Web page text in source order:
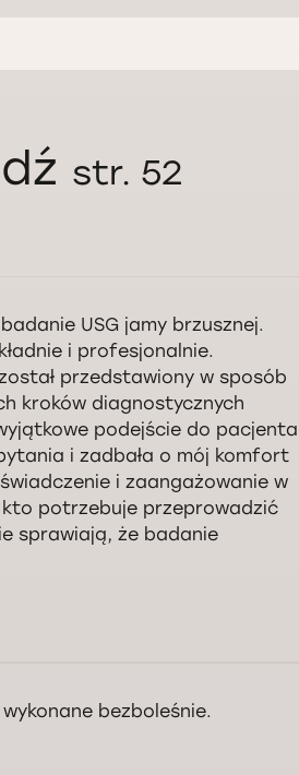
str. 52
USG jamy brzusznej.
i profesjonalnie.
przedstawiony w sposób
kroków diagnostycznych
podejście do pacjenta
i zadbała o mój komfort
i zaangażowanie w
potrzebuje przeprowadzić
sprawiają, że badanie
bezboleśnie.